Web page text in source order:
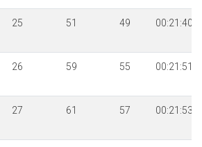
25 51 49 00:21:40
26 59 55 00:21:51
27 61 57 00:21:53